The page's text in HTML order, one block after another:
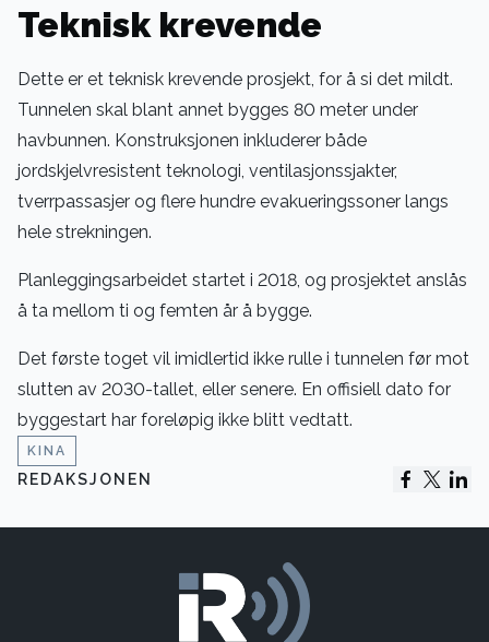
Teknisk krevende
Dette er et teknisk krevende prosjekt, for å si det mildt.
Tunnelen skal blant annet bygges 80 meter under
havbunnen. Konstruksjonen inkluderer både
jordskjelvresistent teknologi, ventilasjonssjakter,
tverrpassasjer og flere hundre evakueringssoner langs
hele strekningen.
Planleggingsarbeidet startet i 2018, og prosjektet anslås
å ta mellom ti og femten år å bygge.
Det første toget vil imidlertid ikke rulle i tunnelen før mot
slutten av 2030-tallet, eller senere. En offisiell dato for
byggestart har foreløpig ikke blitt vedtatt.
KINA
REDAKSJONEN